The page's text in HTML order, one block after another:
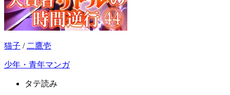
猫子 / 二鷹壱
少年・青年マンガ
タテ読み